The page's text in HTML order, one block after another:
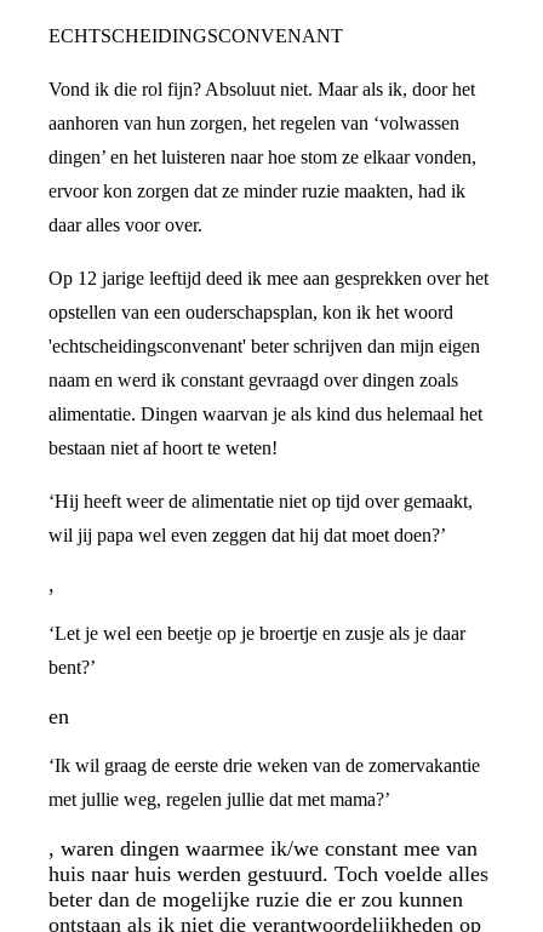
ECHTSCHEIDINGSCONVENANT
Vond ik die rol fijn? Absoluut niet. Maar als ik, door het
aanhoren van hun zorgen, het regelen van ‘volwassen
dingen’ en het luisteren naar hoe stom ze elkaar vonden,
ervoor kon zorgen dat ze minder ruzie maakten, had ik
daar alles voor over.
Op 12 jarige leeftijd deed ik mee aan gesprekken over het
opstellen van een ouderschapsplan, kon ik het woord
'echtscheidingsconvenant' beter schrijven dan mijn eigen
naam en werd ik constant gevraagd over dingen zoals
alimentatie. Dingen waarvan je als kind dus helemaal het
bestaan niet af hoort te weten!
‘Hij heeft weer de alimentatie niet op tijd over gemaakt,
wil jij papa wel even zeggen dat hij dat moet doen?’
,
‘Let je wel een beetje op je broertje en zusje als je daar
bent?’
en
‘Ik wil graag de eerste drie weken van de zomervakantie
met jullie weg, regelen jullie dat met mama?’
, waren dingen waarmee ik/we constant mee van
huis naar huis werden gestuurd. Toch voelde alles
beter dan de mogelijke ruzie die er zou kunnen
ontstaan als ik niet die verantwoordelijkheden op